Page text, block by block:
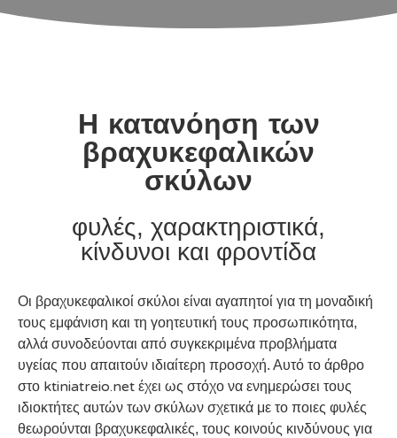
Η κατανόηση των
βραχυκεφαλικών
σκύλων
φυλές, χαρακτηριστικά,
κίνδυνοι και φροντίδα
Οι βραχυκεφαλικοί σκύλοι είναι αγαπητοί για τη μοναδική
τους εμφάνιση και τη γοητευτική τους προσωπικότητα,
αλλά συνοδεύονται από συγκεκριμένα προβλήματα
υγείας που απαιτούν ιδιαίτερη προσοχή. Αυτό το άρθρο
στο ktiniatreio.net έχει ως στόχο να ενημερώσει τους
ιδιοκτήτες αυτών των σκύλων σχετικά με το ποιες φυλές
θεωρούνται βραχυκεφαλικές, τους κοινούς κινδύνους για